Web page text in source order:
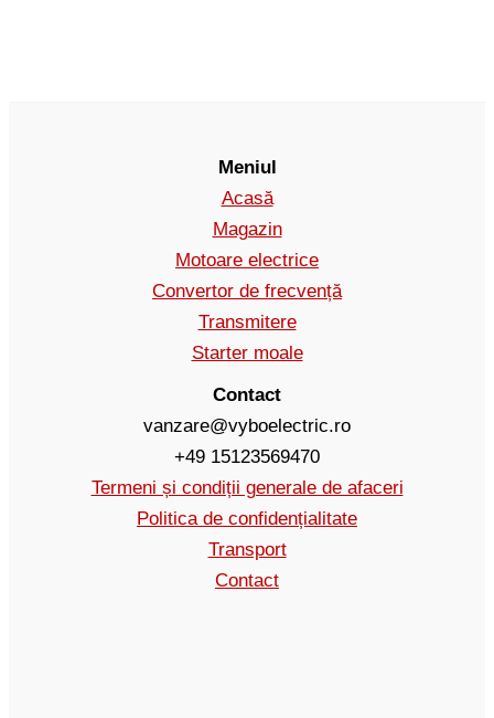
Meniul
Acasă
Magazin
Motoare electrice
Convertor de frecvență
Transmitere
Starter moale
Contact
vanzare@vyboelectric.ro
+49 15123569470
Termeni și condiții generale de afaceri
Politica de confidențialitate
Transport
Contact